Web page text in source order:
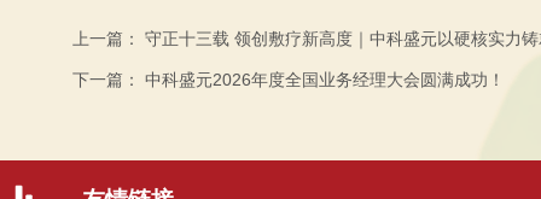
上一篇： 守正十三载 领创敷疗新高度｜中科盛元以硬核实力
下一篇： 中科盛元2026年度全国业务经理大会圆满成功！